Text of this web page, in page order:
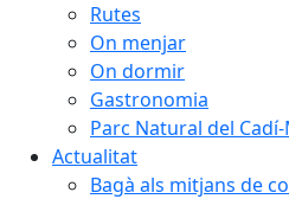
Rutes
On menjar
On dormir
Gastronomia
Parc Natural del
Actualitat
Bagà als mitjans de